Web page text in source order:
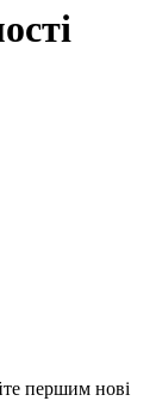
першим нові